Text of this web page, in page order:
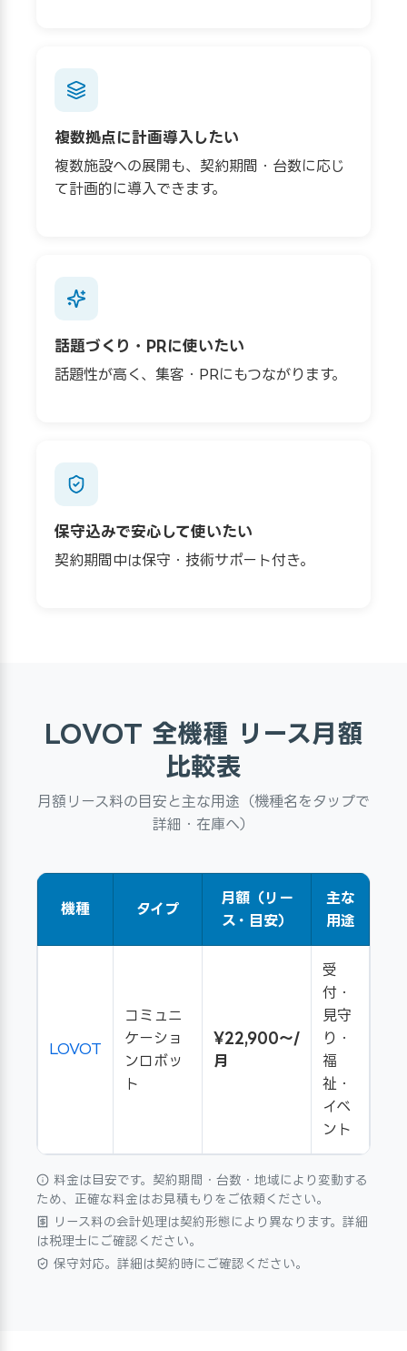
複数拠点に計画導入したい
複数施設への展開も、契約期間・台数に応じ
て計画的に導入できます。
話題づくり・PRに使いたい
話題性が高く、集客・PRにもつながります。
保守込みで安心して使いたい
契約期間中は保守・技術サポート付き。
LOVOT 全機種 リース月額
比較表
月額リース料の目安と主な用途（機種名をタップで
詳細・在庫へ）
機種 タイプ
月額（リー
ス・目安）
主な
用途
LOVOT
コミュニ
ケーショ
ンロボッ
ト
¥22,900〜/
月
受
付・
見守
り・
福
祉・
イベ
ント
料金は目安です。契約期間・台数・地域により変動する
ため、正確な料金はお見積もりをご依頼ください。
リース料の会計処理は契約形態により異なります。詳細
は税理士にご確認ください。
保守対応。詳細は契約時にご確認ください。